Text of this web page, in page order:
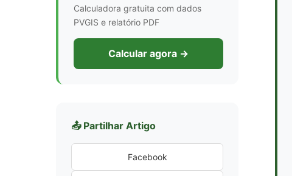
Calculadora gratuita com dados
PVGIS e relatório PDF
Calcular agora →
📤 Partilhar Artigo
Facebook